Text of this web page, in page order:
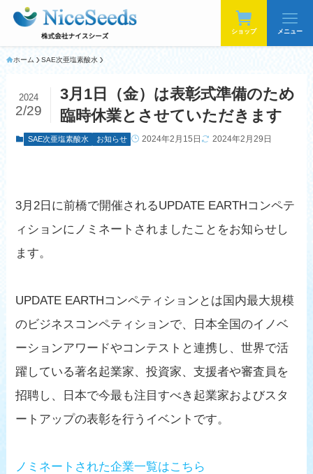
ショップ メニュー
ホーム SAE次亜塩素酸水
3月1日（金）は表彰式準備のため
臨時休業とさせていただきます
2024
2/29
SAE次亜塩素酸水 お知らせ 2024年2月15日 2024年2月29日
3月2日に前橋で開催されるUPDATE EARTHコンペテ
ィションにノミネートされましたことをお知らせし
ます。
UPDATE EARTHコンペティションとは国内最大規模
のビジネスコンペティションで、日本全国のイノベ
ーションアワードやコンテストと連携し、世界で活
躍している著名起業家、投資家、支援者や審査員を
招聘し、日本で今最も注目すべき起業家およびスタ
ートアップの表彰を行うイベントです。
ノミネートされた企業一覧はこちら